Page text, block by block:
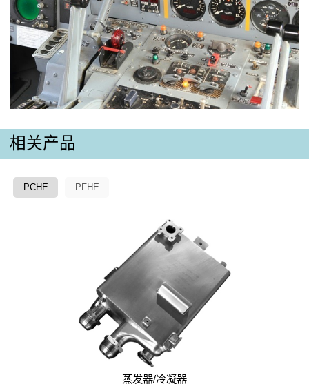
相关产品
PCHE PFHE
蒸发器/冷凝器